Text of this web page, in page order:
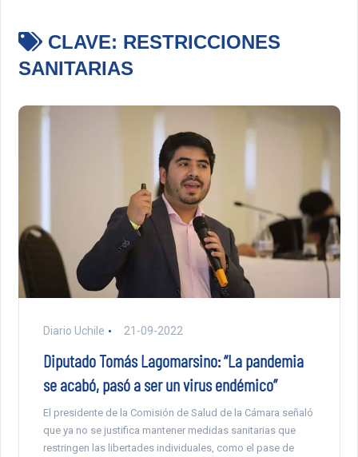
CLAVE: RESTRICCIONES
SANITARIAS
Diario Uchile 21-09-2022
Diputado Tomás Lagomarsino: “La pandemia
se acabó, pasó a ser un virus endémico”
El presidente de la Comisión de Salud de la Cámara señaló
que ya no se justifica mantener medidas sanitarias que
restringen las libertades individuales, como el pase de